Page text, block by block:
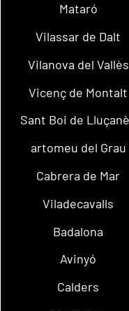
Mataró
Vilassar de Dalt
Vilanova del Vallès
Vicenç de Montalt
Sant Boi de
artomeu del Grau
Cabrera de Mar
Viladecavalls
Badalona
Avinyó
Calders